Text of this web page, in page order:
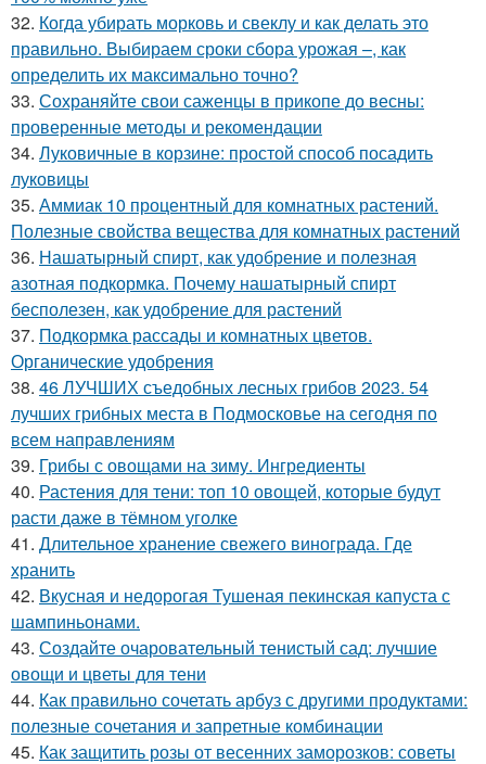
32. Когда убирать морковь и свеклу и как делать это
правильно. Выбираем сроки сбора урожая –, как
определить их максимально точно?
33. Сохраняйте свои саженцы в прикопе до весны:
проверенные методы и рекомендации
34. Луковичные в корзине: простой способ посадить
луковицы
35. Аммиак 10 процентный для комнатных растений.
Полезные свойства вещества для комнатных растений
36. Нашатырный спирт, как удобрение и полезная
азотная подкормка. Почему нашатырный спирт
бесполезен, как удобрение для растений
37. Подкормка рассады и комнатных цветов.
Органические удобрения
38. 46 ЛУЧШИХ съедобных лесных грибов 2023. 54
лучших грибных места в Подмосковье на сегодня по
всем направлениям
39. Грибы с овощами на зиму. Ингредиенты
40. Растения для тени: топ 10 овощей, которые будут
расти даже в тёмном уголке
41. Длительное хранение свежего винограда. Где
хранить
42. Вкусная и недорогая Тушеная пекинская капуста с
шампиньонами.
43. Создайте очаровательный тенистый сад: лучшие
овощи и цветы для тени
44. Как правильно сочетать арбуз с другими продуктами:
полезные сочетания и запретные комбинации
45. Как защитить розы от весенних заморозков: советы